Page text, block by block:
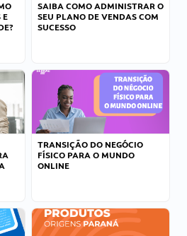
E
SAIBA COMO ADMINISTRAR O
SEU PLANO DE VENDAS COM
SUCESSO
TRANSIÇÃO DO NEGÓCIO
FÍSICO PARA O MUNDO
ONLINE